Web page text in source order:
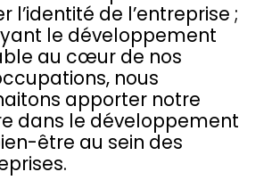
l’identité de l’entreprise ;
le développement
au cœur de nos
nous
apporter notre
dans le développement
être au sein des